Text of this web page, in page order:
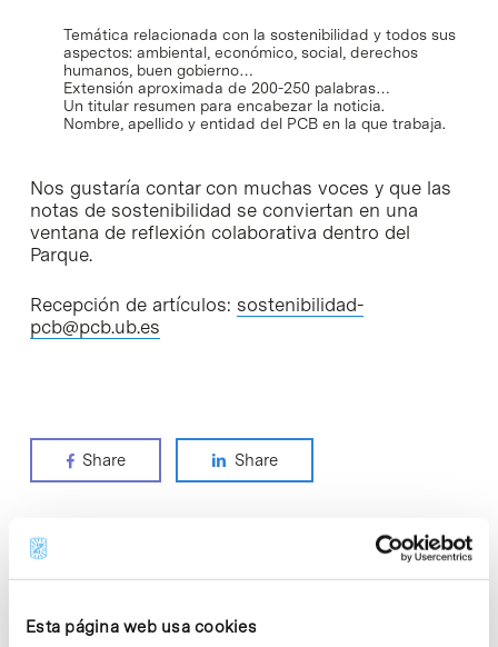
Esta página web usa cookies
Temática relacionada con la sostenibilidad y todos sus
aspectos: ambiental, económico, social, derechos
humanos, buen gobierno…
Extensión aproximada de 200-250 palabras…
Un titular resumen para encabezar la noticia.
Nombre, apellido y entidad del PCB en la que trabaja.
Nos gustaría contar con muchas voces y que las
notas de sostenibilidad se conviertan en una
ventana de reflexión colaborativa dentro del
Parque.
Recepción de artículos: sostenibilidad-
pcb@pcb.ub.es
Share Share